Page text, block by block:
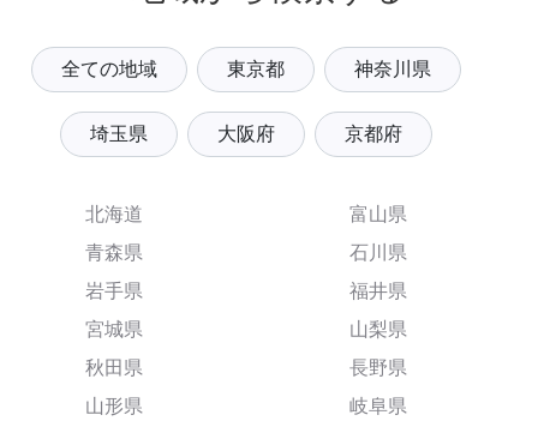
全ての地域 東京都 神奈川県
埼玉県 大阪府 京都府
北海道
青森県
岩手県
宮城県
秋田県
山形県
富山県
石川県
福井県
山梨県
長野県
岐阜県